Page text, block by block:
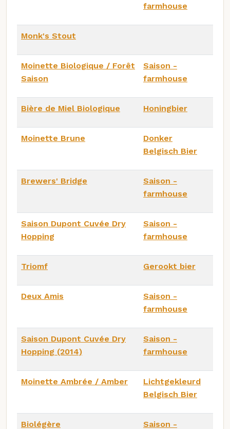
farmhouse
Monk's Stout
Moinette Biologique / Forêt
Saison
Saison -
farmhouse
Bière de Miel Biologique Honingbier
Moinette Brune
Donker
Belgisch Bier
Brewers' Bridge
Saison -
farmhouse
Saison Dupont Cuvée Dry
Hopping
Saison -
farmhouse
Triomf Gerookt bier
Deux Amis
Saison -
farmhouse
Saison Dupont Cuvée Dry
Hopping (2014)
Saison -
farmhouse
Moinette Ambrée / Amber
Lichtgekleurd
Belgisch Bier
Biolégère Saison -